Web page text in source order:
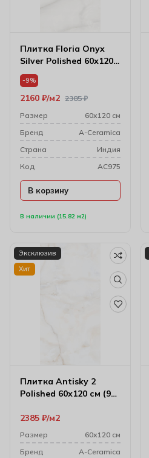
Плитка Floria Onyx
Silver Polished 60х120
см (7 мм)
В наличии (15.82 м2)
-9%
2385₽
2160 ₽ м2
Размер
60х120 см
Бренд
A-Ceramica
Cтрана
Индия
Код
AC975
В корзину
Эксклюзив
Хит
Плитка Antisky 2
Polished 60х120 см (9
2385 ₽ м2
Размер
60х120 см
Бренд
A-Ceramica